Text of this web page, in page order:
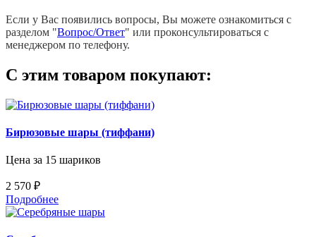
Если у Вас появились вопросы, Вы можете ознакомиться с
разделом "Вопрос/Ответ" или проконсультироваться с
менеджером по телефону.
С этим товаром покупают:
Бирюзовые шары (тиффани)
Цена за 15 шариков
2 570 ₽
Подробнее